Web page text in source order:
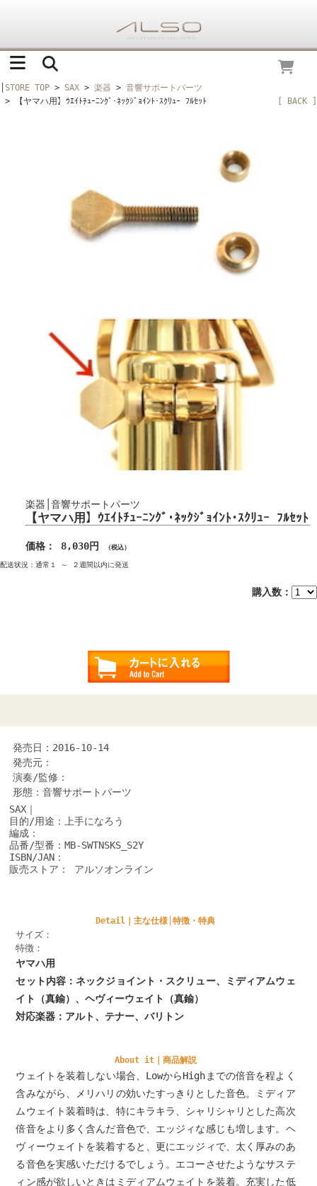
STORE TOP > SAX > 楽器 > 音響サポートパーツ
> 【ヤマハ用】ｳｴｲﾄﾁｭｰﾆﾝｸﾞ･ﾈｯｸｼﾞｮｲﾝﾄ･ｽｸﾘｭｰ ﾌﾙｾｯﾄ
[ BACK ]
楽器│音響サポートパーツ
【ヤマハ用】ｳｴｲﾄﾁｭｰﾆﾝｸﾞ･ﾈｯｸｼﾞｮｲﾝﾄ･ｽｸﾘｭｰ ﾌﾙｾｯﾄ
価格： 8,030円 （税込）
配送状況：通常１ ～ ２週間以内に発送
購入数：
発売日：2016-10-14
発売元：
演奏/監修：
形態：音響サポートパーツ
SAX｜
目的/用途：上手になろう
編成：
品番/型番：MB-SWTNSKS_S2Y
ISBN/JAN：
販売ストア： アルソオンライン
Detail｜主な仕様│特徴・特典
サイズ：
特徴：
ヤマハ用
セット内容：ネックジョイント・スクリュー、ミディアムウェ
イト（真鍮）、ヘヴィーウェイト（真鍮）
対応楽器：アルト、テナー、バリトン
About it｜商品解説
ウェイトを装着しない場合、LowからHighまでの倍音を程よく
含みながら、メリハリの効いたすっきりとした音色。ミディア
ムウェイト装着時は、特にキラキラ、シャリシャリとした高次
倍音をより多く含んだ音色で、エッジィな感じも増します。ヘ
ヴィーウェイトを装着すると、更にエッジィで、太く厚みのあ
る音色を実感いただけるでしょう。エコーさせたようなサステ
ィン感が欲しいときはミディアムウェイトを装着。充実した低